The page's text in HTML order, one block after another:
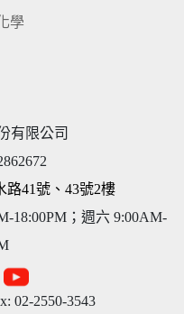
學
有限公司
路41號、43號2樓
18:00PM；週六 9:00AM-
02-2550-3543